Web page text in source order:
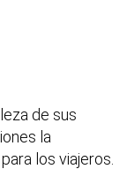
de sus
la
los viajeros.